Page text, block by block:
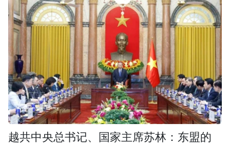
越共中央总书记、国家主席苏林：东盟的